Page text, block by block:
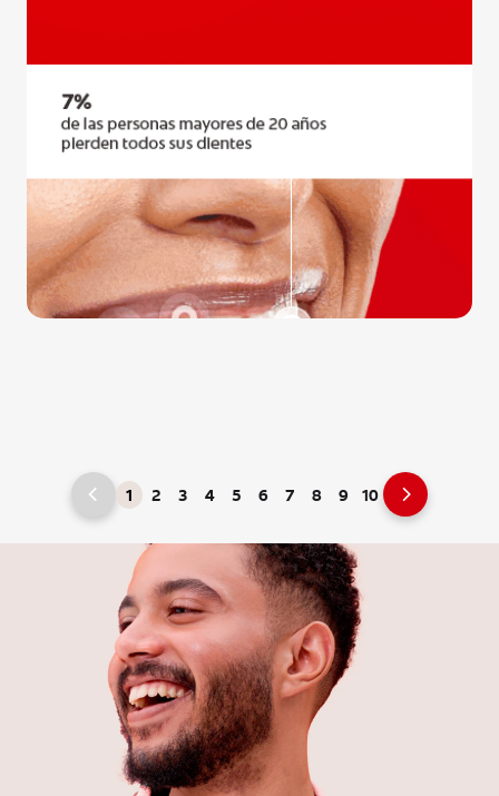
1 2 3 4 5 6 7 8 9 10